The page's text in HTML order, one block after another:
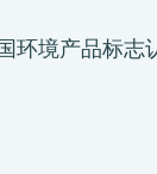
境产品标志